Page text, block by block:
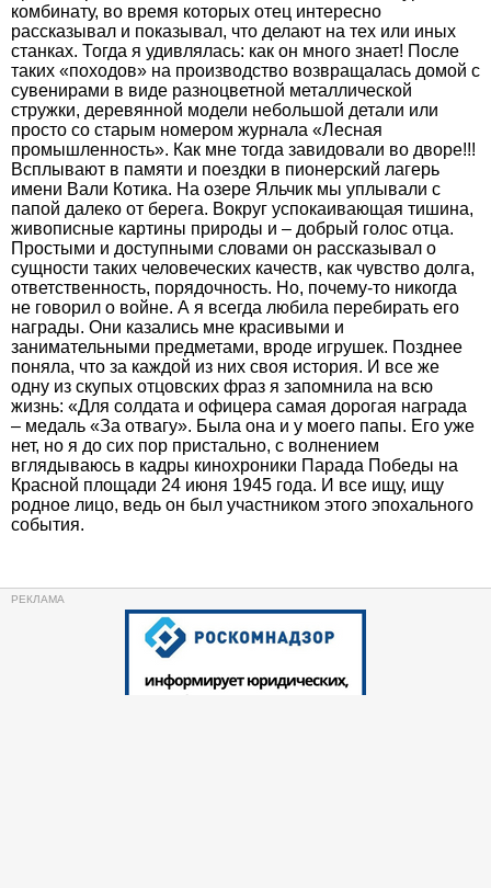
комбинату, во время которых отец интересно
рассказывал и показывал, что делают на тех или иных
станках. Тогда я удивлялась: как он много знает! После
таких «походов» на производство возвращалась домой с
сувенирами в виде разноцветной металлической
стружки, деревянной модели небольшой детали или
просто со старым номером журнала «Лесная
промышленность». Как мне тогда завидовали во дворе!!!
Всплывают в памяти и поездки в пионерский лагерь
имени Вали Котика. На озере Яльчик мы уплывали с
папой далеко от берега. Вокруг успокаивающая тишина,
живописные картины природы и – добрый голос отца.
Простыми и доступными словами он рассказывал о
сущности таких человеческих качеств, как чувство долга,
ответственность, порядочность. Но, почему-то никогда
не говорил о войне. А я всегда любила перебирать его
награды. Они казались мне красивыми и
занимательными предметами, вроде игрушек. Позднее
поняла, что за каждой из них своя история. И все же
одну из скупых отцовских фраз я запомнила на всю
жизнь: «Для солдата и офицера самая дорогая награда
– медаль «За отвагу». Была она и у моего папы. Его уже
нет, но я до сих пор пристально, с волнением
вглядываюсь в кадры кинохроники Парада Победы на
Красной площади 24 июня 1945 года. И все ищу, ищу
родное лицо, ведь он был участником этого эпохального
события.